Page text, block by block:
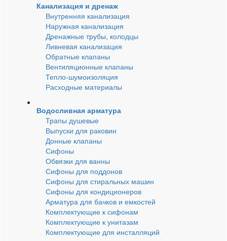
Канализация и дренаж
Внутренняя канализация
Наружная канализация
Дренажные трубы, колодцы
Ливневая канализация
Обратные клапаны
Вентиляционные клапаны
Тепло-шумоизоляция
Расходные материалы
Водосливная арматура
Трапы душевые
Выпуски для раковин
Донные клапаны
Сифоны
Обвязки для ванны
Сифоны для поддонов
Сифоны для стиральных машин
Сифоны для кондиционеров
Арматура для бачков и емкостей
Комплектующие к сифонам
Комплектующие к унитазам
Комплектующие для инсталляций